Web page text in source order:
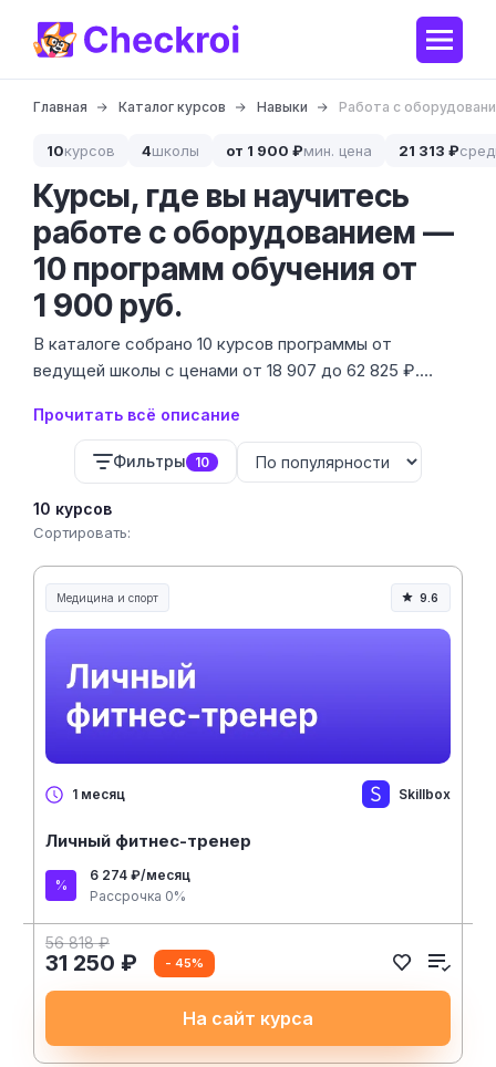
Главная Каталог курсов Навыки Работа с
10курсов 4школы от 1 900 ₽мин. цена 21 313 ₽
Курсы, где вы научитесь
работе с оборудованием —
10 программ обучения от
1 900 руб.
В каталоге собрано 10 курсов программы от
ведущей школы с ценами от 18 907 до 62 825 ₽.
наладчиков и операторов производственных линий,
где цена ошибки слишком высока.
Прочитать всё описание
Фильтры 10
10 курсов
Сортировать:
Медицина и спорт
Медицина, спорт и здоровье
9.6
1 месяц Skillbox
Личный фитнес-тренер
6 274 ₽/месяц
Рассрочка 0%
56 818 ₽
31 250 ₽ - 45%
На сайт курса